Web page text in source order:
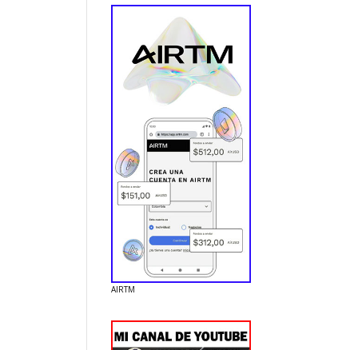
AIRTM